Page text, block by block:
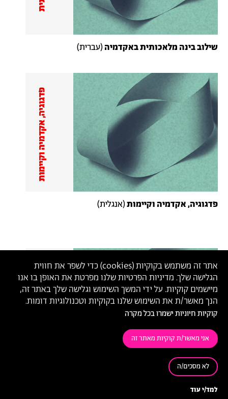
אתר זה משתמש בקוקיות (cookies) כדי לשפר את חווית
הגלישה שלך. מדיניות הפרטיות שלנו מפרטת את האופן בו אנו
מיישמים קוקיות. על ידי המשך השימוש וגלישה שלך באתר זה,
הנך מאשר/ת את השימוש שלנו בקוקיות וטכנולוגיות דומות.
קוקיות חיוניות ישמרו בכל מקרה
אני מאשר/ת קוקיות מאתר זה
לא מסכים/ה
למד/י עוד
שילוב בינה מלאכותית באקדמיה(עברית)
פדגוגיה, אקדמיה וקיימות(אנגלית)
היבטים רגשיים ביחסי מרצה-סטודנט במרחב הלמידה
של הסטודיו